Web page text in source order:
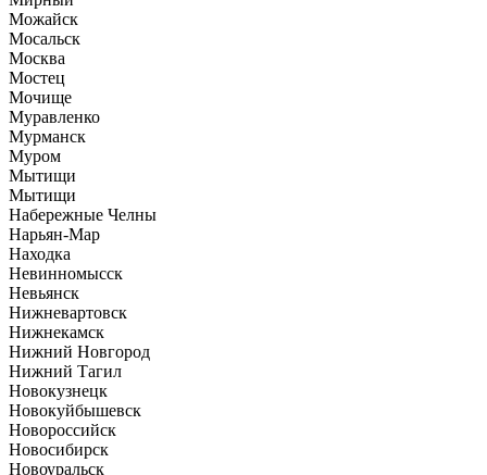
Можайск
Мосальск
Москва
Мостец
Мочище
Муравленко
Мурманск
Муром
Мытищи
Мытищи
Набережные Челны
Нарьян-Мар
Находка
Невинномысск
Невьянск
Нижневартовск
Нижнекамск
Нижний Новгород
Нижний Тагил
Новокузнецк
Новокуйбышевск
Новороссийск
Новосибирск
Новоуральск